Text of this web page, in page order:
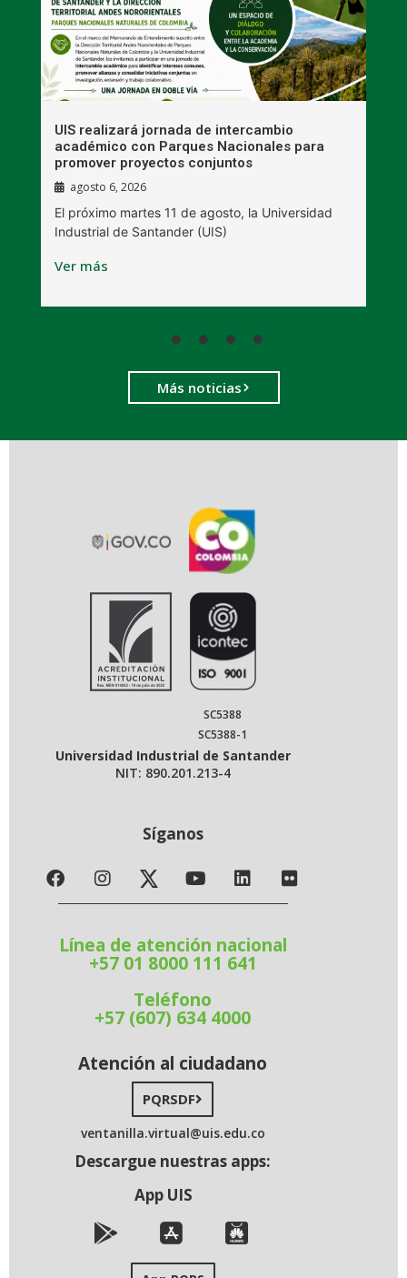
UIS realizará jornada de intercambio
académico con Parques Nacionales para
promover proyectos conjuntos
agosto 6, 2026
El próximo martes 11 de agosto, la Universidad
Industrial de Santander (UIS)
Ver más
Más noticias